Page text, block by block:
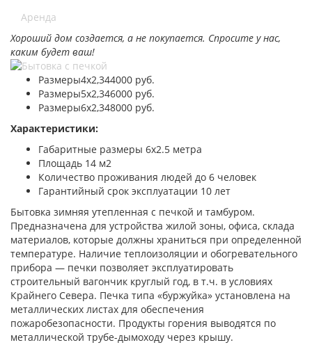
Аренда
Хороший дом создается, а не покупается. Спросите у нас,
каким будет ваш!
Размеры4х2,344000 руб.
Размеры5х2,346000 руб.
Размеры6х2,348000 руб.
Характеристики:
Габаритные размеры 6х2.5 метра
Площадь 14 м2
Количество проживания людей до 6 человек
Гарантийный срок эксплуатации 10 лет
Бытовка зимняя утепленная с печкой и тамбуром.
Предназначена для устройства жилой зоны, офиса, склада
материалов, которые должны храниться при определенной
температуре. Наличие теплоизоляции и обогревательного
прибора — печки позволяет эксплуатировать
строительный вагончик круглый год, в т.ч. в условиях
Крайнего Севера. Печка типа «буржуйка» установлена на
металлических листах для обеспечения
пожаробезопасности. Продукты горения выводятся по
металлической трубе-дымоходу через крышу.